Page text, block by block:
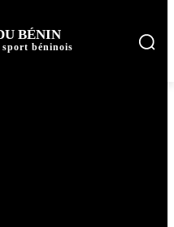
BÉNIN
béninois